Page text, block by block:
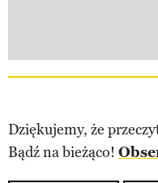
Dziękujemy, że
Bądź na bieżąco!